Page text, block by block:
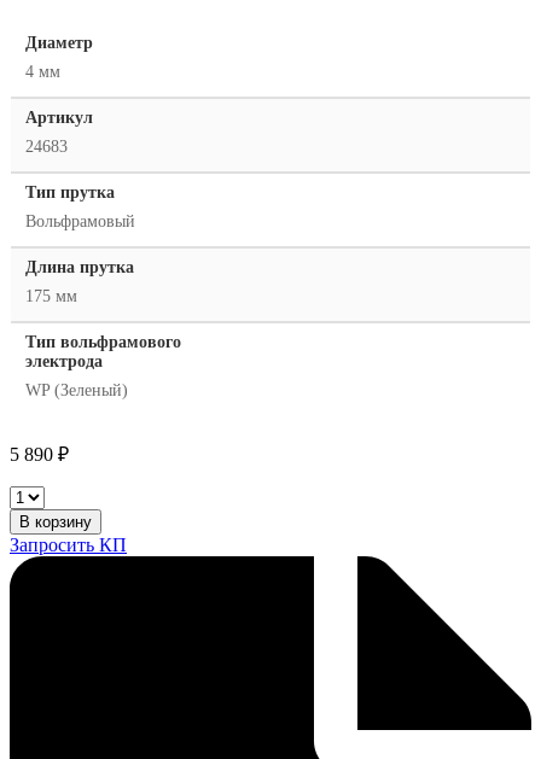
Диаметр
4 мм
Артикул
24683
Тип прутка
Вольфрамовый
Длина прутка
175 мм
Тип вольфрамового
электрода
WP (Зеленый)
5 890 ₽
Aurora
Электрод
вольфрамовый
WP
d.4,0x175mm
В корзину
Запросить КП